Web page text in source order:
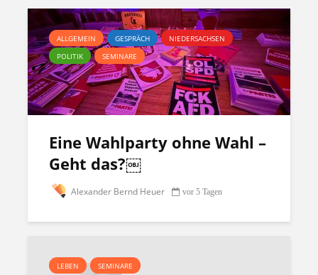
ALLGEMEIN GESPRÄCH
NIEDERSACHSEN
POLITIK
SEMINARE
Eine Wahlparty ohne Wahl –
Geht das?￼
Alexander Bernd Heuer vor 5 Tagen
LEBEN SEMINARE